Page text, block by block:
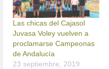
Las chicas del Cajasol
Juvasa Voley vuelven a
proclamarse Campeonas
de Andalucía
23 septiembre, 2019